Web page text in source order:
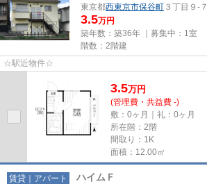
東京都西東京市保谷町 ３丁目９-７
3.5万円
築年数：築36年 ｜募集中： 1室
階数：2階建
☆駅近物件☆
3.5万円
(管理費・共益費 -)
敷：0ヶ月｜礼：0ヶ月
所在階：2階
間取り：1K
面積：12.00㎡
賃貸｜アパート ハイムＦ